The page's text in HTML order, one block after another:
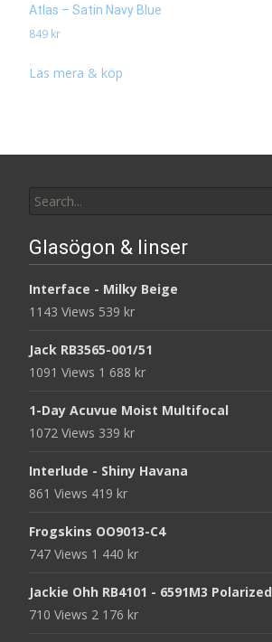
Atlas – Satin Navy Blue
849 kr
Läs mera & köp
for:
Glasögon & linser
Interface - Milky Beige
1143 Views 539 kr
Jack RB3565-001/51
1091 Views 1 688 kr
1-Day Acuvue Moist Multifocal
1072 Views 339 kr
Interlude - Shiny Havana
861 Views 419 kr
Frogskins OO9013-C4
747 Views 1 440 kr
Jackie Ohh RB4101 - 6591M3 Polarized
710 Views 2 176 kr